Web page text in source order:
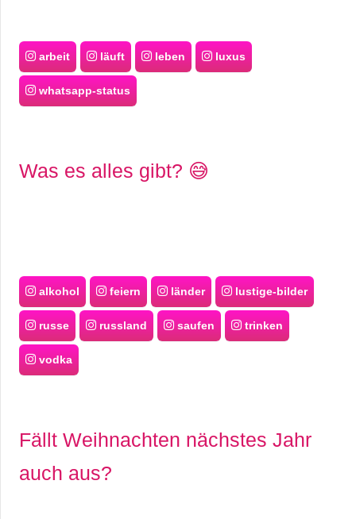
arbeit läuft leben luxus
whatsapp-status
Was es alles gibt? 😅
alkohol feiern länder lustige-bilder
russe russland saufen trinken
vodka
Fällt Weihnachten nächstes Jahr
auch aus?